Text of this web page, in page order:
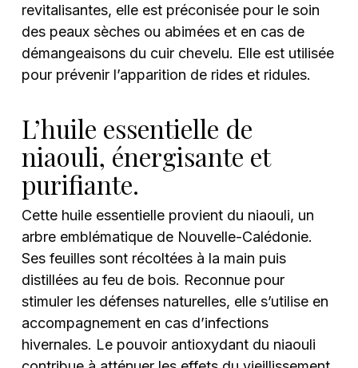
revitalisantes, elle est préconisée pour le soin
des peaux sèches ou abimées et en cas de
démangeaisons du cuir chevelu. Elle est utilisée
pour prévenir l’apparition de rides et ridules.
L’huile essentielle de
niaouli, énergisante et
purifiante.
Cette huile essentielle provient du niaouli, un
arbre emblématique de Nouvelle-Calédonie.
Ses feuilles sont récoltées à la main puis
distillées au feu de bois. Reconnue pour
stimuler les défenses naturelles, elle s’utilise en
accompagnement en cas d’infections
hivernales. Le pouvoir antioxydant du niaouli